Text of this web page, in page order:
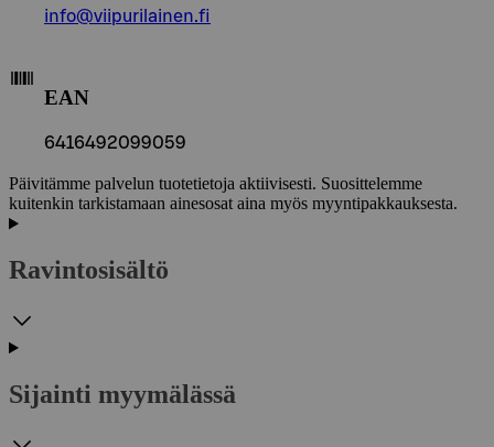
info@viipurilainen.fi
EAN
6416492099059
Päivitämme palvelun tuotetietoja aktiivisesti. Suosittelemme
kuitenkin tarkistamaan ainesosat aina myös myyntipakkauksesta.
Ravintosisältö
Sijainti myymälässä